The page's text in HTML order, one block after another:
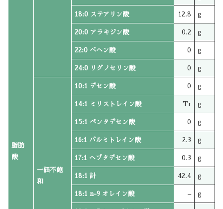
脂肪
酸
18:0 ステアリン酸 12.8 g
20:0 アラキジン酸 0.2 g
22:0 ベヘン酸 0 g
24:0 リグノセリン酸 0 g
一価不飽
和
10:1 デセン酸 0 g
14:1 ミリストレイン酸 Tr g
15:1 ペンタデセン酸 0 g
16:1 パルミトレイン酸 2.3 g
17:1 ヘプタデセン酸 0.3 g
18:1 計 42.4 g
18:1 n-9 オレイン酸 – g